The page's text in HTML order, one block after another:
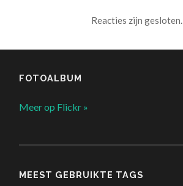
Reacties zijn gesloten.
FOTOALBUM
Meer op Flickr »
MEEST GEBRUIKTE TAGS